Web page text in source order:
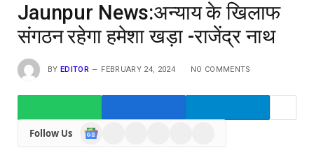
Jaunpur News:अन्याय के खिलाफ
संगठन रहेगा हमेशा खड़ा -राजेंद्र नाथ
BY EDITOR FEBRUARY 24, 2024 NO COMMENTS
Follow Us
Google
News